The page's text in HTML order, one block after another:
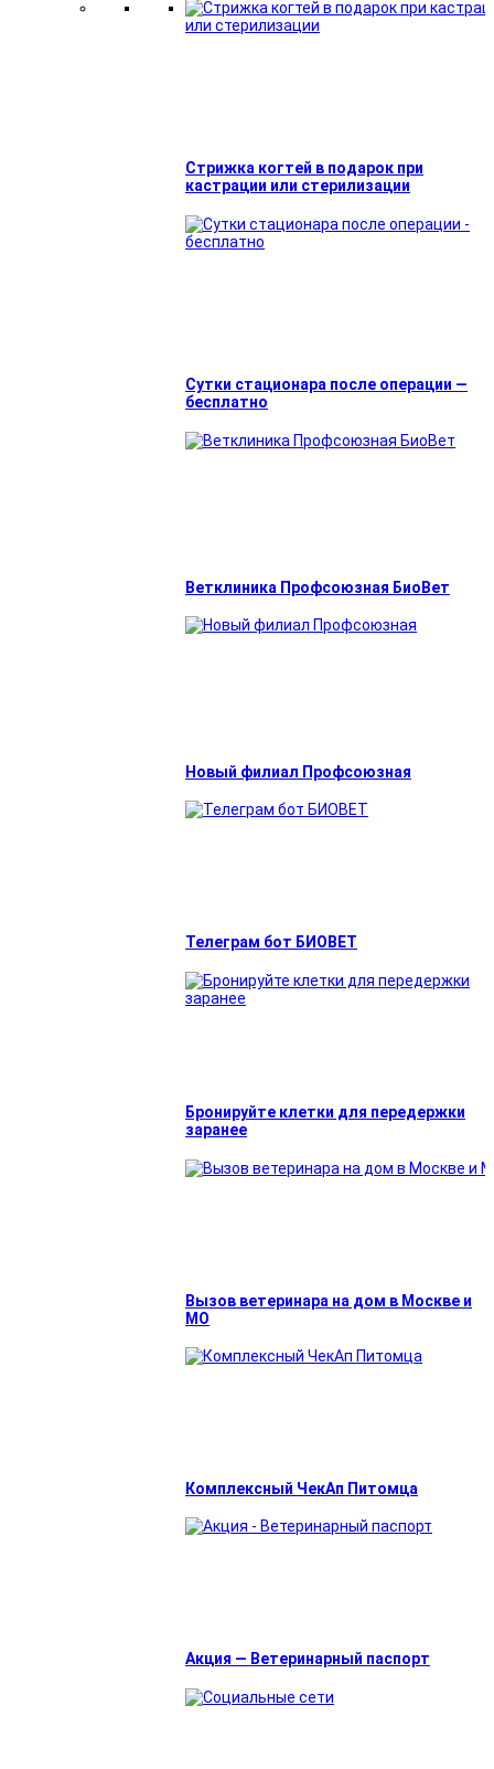
Стрижка когтей в подарок при
кастрации или стерилизации
Сутки стационара после операции —
бесплатно
Ветклиника Профсоюзная БиоВет
Новый филиал Профсоюзная
Телеграм бот БИОВЕТ
Бронируйте клетки для передержки
заранее
Вызов ветеринара на дом в Москве и
МО
Комплексный ЧекАп Питомца
Акция — Ветеринарный паспорт